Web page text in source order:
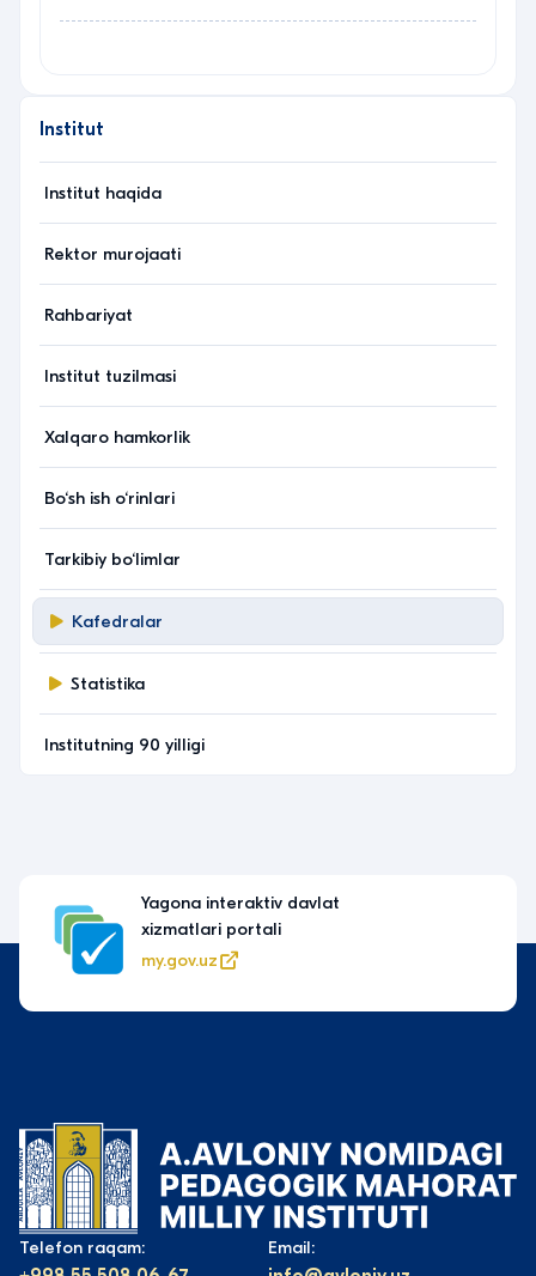
Institut
Institut haqida
Rektor murojaati
Rahbariyat
Institut tuzilmasi
Xalqaro hamkorlik
Bo‘sh ish o‘rinlari
Tarkibiy bo‘limlar
Kafedralar
Statistika
Institutning 90 yilligi
Yagona interaktiv davlat
xizmatlari portali
my.gov.uz
Telefon raqam:
Email: